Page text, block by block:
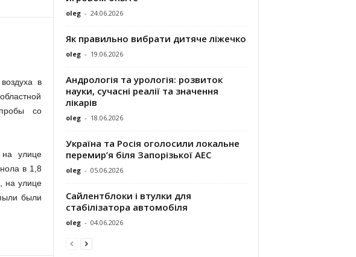
в
со
улице
в 1,8
на улице
были
oleg - 24.06.2026
Як правильно вибрати дитяче ліжечко
oleg - 19.06.2026
Андрологія та урологія: розвиток
науки, сучасні реалії та значення
лікарів
oleg - 18.06.2026
Україна та Росія оголосили локальне
перемир’я біля Запорізької АЕС
oleg - 05.06.2026
Сайлентблоки і втулки для
стабілізатора автомобіля
oleg - 04.06.2026